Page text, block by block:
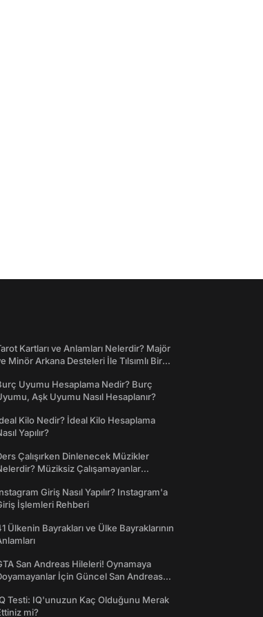
Kartları ve Anlamları Nelerdir? Majör
Minör Arkana Desteleri İle Tılsımlı Bir
Uyumu Hesaplama Nedir? Burç
Aşk Uyumu Nasıl Hesaplanır?
Kilo Nedir? İdeal Kilo Hesaplama
Yapılır?
Çalışırken Dinlenecek Müzikler
Müziksiz Çalışamayanlar
Giriş Nasıl Yapılır? Instagram'a
İşlemleri Rehberi
Ülkenin Bayrakları ve Ülke Bayraklarının
San Andreas Hileleri! Oynamaya
İçin Güncel San Andreas
Testi: IQ'unuzun Kaç Olduğunu Merak
mi?